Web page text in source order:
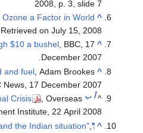
Crop Yields Due to Ozone a
Food CrisisNewswise, Retrieved on
Wheat breaks through $10 a
Corn's key role as food and fuel
BBC News, 17
Food Prices: A Global Crisis
Development Institute,